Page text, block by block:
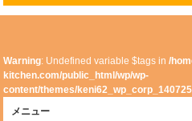
Warning: Undefined variable $tags in/
kitchen.com/public_html/wp/wp-
content/themes/
メニュー